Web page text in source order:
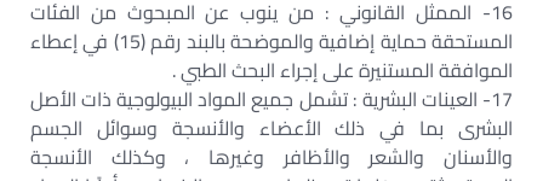
16- الممثل القانوني : من ينوب عن المبحوث من الفئات
المستحقة حماية إضافية والموضحة بالبند رقم (15) في إعطاء
الموافقة المستنيرة على إجراء البحث الطبي .
17- العينات البشرية : تشمل جميع المواد البيولوجية ذات الأصل
البشرى بما في ذلك الأعضاء والأنسجة وسوائل الجسم
والأسنان والشعر والأظافر وغيرها ، وكذلك الأنسجة